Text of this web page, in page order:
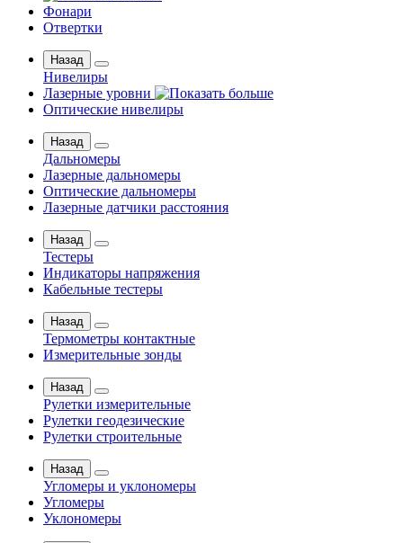
Фонари
Отвертки
Назад
Нивелиры
Лазерные уровни
Оптические нивелиры
Назад
Дальномеры
Лазерные дальномеры
Оптические дальномеры
Лазерные датчики расстояния
Назад
Тестеры
Индикаторы напряжения
Кабельные тестеры
Назад
Термометры контактные
Измерительные зонды
Назад
Рулетки измерительные
Рулетки геодезические
Рулетки строительные
Назад
Угломеры и уклономеры
Угломеры
Уклономеры